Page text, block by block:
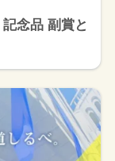
念品 副賞と